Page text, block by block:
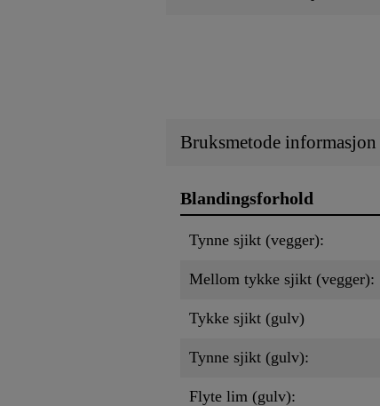
Bruksmetode informasjon
Blandingsforhold
Tynne sjikt (vegger):
Mellom tykke sjikt (vegger):
Tykke sjikt (gulv)
Tynne sjikt (gulv):
Flyte lim (gulv):